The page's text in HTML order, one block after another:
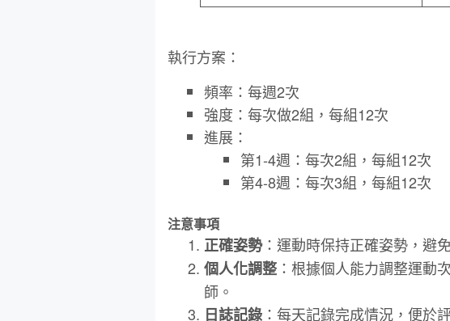
執行方案：
頻率：每週2次
強度：每次做2組，每組12次
進展：
第1-4週：每次2組，每組12次
第4-8週：每次3組，每組12次
注意事項
正確姿勢：運動時保持正確姿勢，避
個人化調整 ：根據個人能力調整運動
師。
日誌記錄 ：每天記錄完成情況，便於